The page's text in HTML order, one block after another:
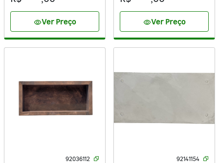
visibilityVer Preço visibilityVer Preço
92036112 92141154